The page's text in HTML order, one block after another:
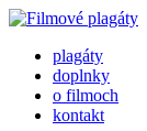
plagáty
doplnky
o filmoch
kontakt